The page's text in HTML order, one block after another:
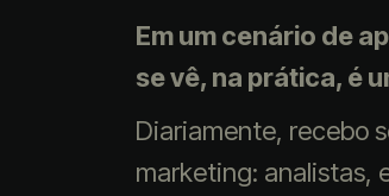
Em um cenário de
se vê, na prática, é
Diariamente, recebo
marketing: analistas,